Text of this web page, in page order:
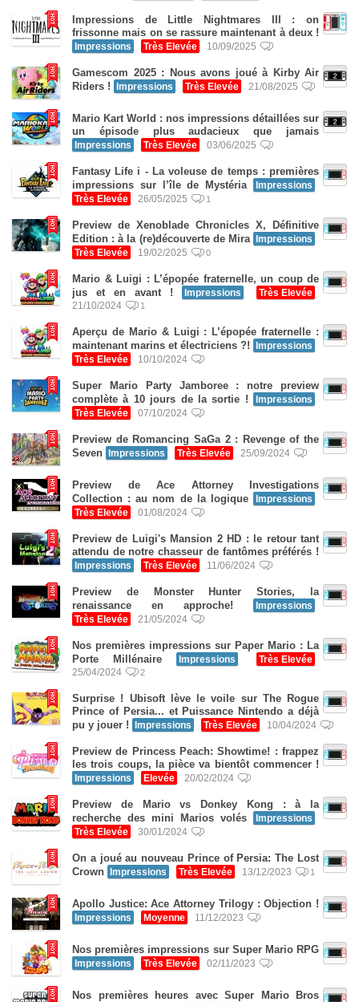
Impressions de Little Nightmares III : on
frissonne mais on se rassure maintenant à deux !
Impressions Très Elevée 10/09/2025
Gamescom 2025 : Nous avons joué à Kirby Air
Riders !
Impressions Très Elevée 21/08/2025
Mario Kart World : nos impressions détaillées sur
un épisode plus audacieux que jamais
Impressions Très Elevée 03/06/2025
Fantasy Life i - La voleuse de temps : premières
impressions sur l’île de Mystéria
Impressions
Très Elevée
26/05/2025 1
Preview de Xenoblade Chronicles X, Définitive
Edition : à la (re)découverte de Mira Impressions
Très Elevée
19/02/2025 0
Mario & Luigi : L’épopée fraternelle, un coup de
jus et en avant !
Impressions
Très Elevée
21/10/2024
1
Aperçu de Mario & Luigi : L’épopée fraternelle :
maintenant marins et électriciens ?!
Impressions
Très Elevée
10/10/2024
Super Mario Party Jamboree : notre preview
complète à 10 jours de la sortie !
Impressions
Très Elevée
07/10/2024
Preview de Romancing SaGa 2 : Revenge of the
Seven Impressions Très Elevée 25/09/2024
Preview de Ace Attorney Investigations
Collection : au nom de la logique
Impressions
Très Elevée
01/08/2024
Preview de Luigi's Mansion 2 HD : le retour tant
attendu de notre chasseur de fantômes préférés !
Impressions Très Elevée 11/06/2024
Preview de Monster Hunter Stories, la
renaissance en approche!
Impressions
Très Elevée
21/05/2024
Nos premières impressions sur Paper Mario : La
Porte Millénaire
Impressions
Très Elevée
25/04/2024
2
Surprise ! Ubisoft lève le voile sur The Rogue
Prince of Persia... et Puissance Nintendo a déjà
pu y jouer !
Impressions Très Elevée 10/04/2024
Preview de Princess Peach: Showtime! : frappez
les trois coups, la pièce va bientôt commencer !
Impressions Elevée 20/02/2024
Preview de Mario vs Donkey Kong : à la
recherche des mini Marios volés
Impressions
Très Elevée
30/01/2024
On a joué au nouveau Prince of Persia: The Lost
Crown Impressions Très Elevée 13/12/2023 1
Apollo Justice: Ace Attorney Trilogy : Objection !
Impressions Moyenne 11/12/2023
Nos premières impressions sur Super Mario RPG
Impressions Très Elevée 02/11/2023
Nos premières heures avec Super Mario Bros